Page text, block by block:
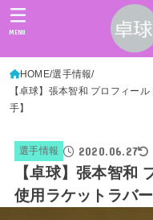
MENU
HOME 選手情報
【卓球】張本智和 プロフィー
手】
選手情報 2020.06.27
【卓球】張本智和
使用ラケットラバ